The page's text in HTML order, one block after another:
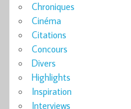
Chroniques
Cinéma
Citations
Concours
Divers
Highlights
Inspiration
Interviews